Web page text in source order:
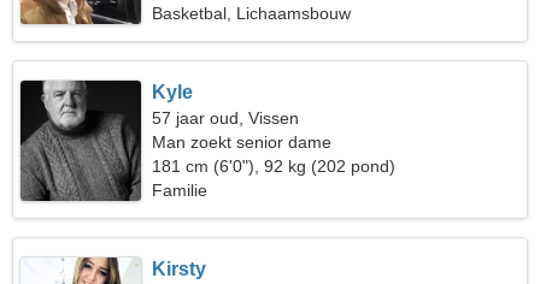
Basketbal, Lichaamsbouw
Kyle
57 jaar oud, Vissen
Man zoekt senior dame
181 cm (6'0"), 92 kg (202 pond)
Familie
Kirsty